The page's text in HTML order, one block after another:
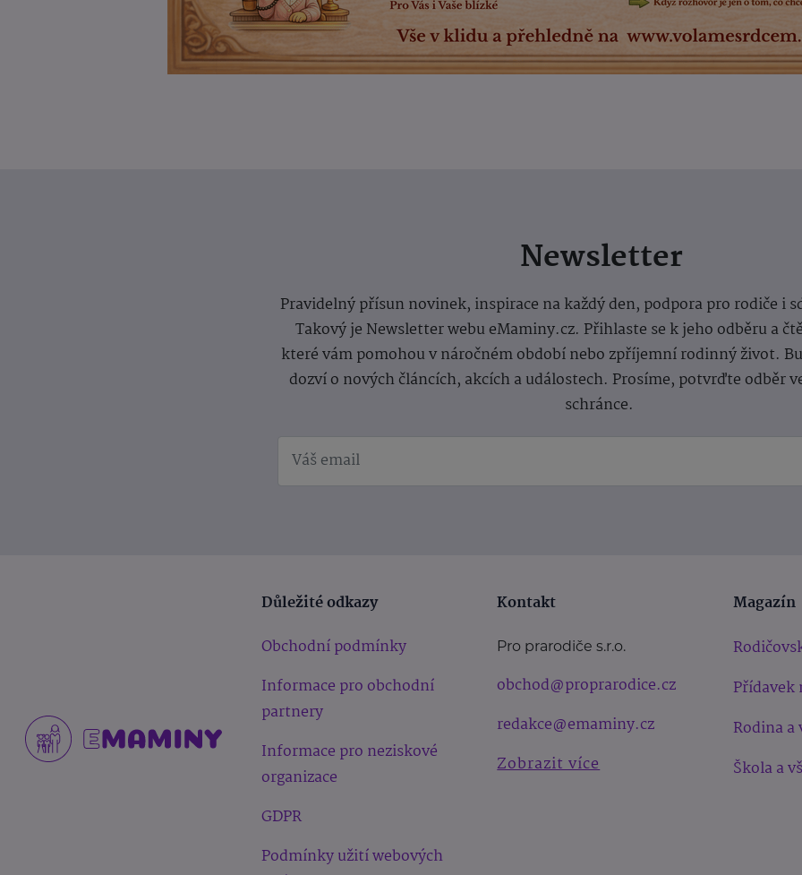
Newsletter
Pravidelný přísun novinek, inspirace na každý den, podpora pro rodiče i
Takový je Newsletter webu eMaminy.cz. Přihlaste se k jeho odběru a
které vám pomohou v náročném období nebo zpříjemní rodinný život.
dozví o nových článcích, akcích a událostech. Prosíme, potvrďte odběr
schránce.
Důležité odkazy
Obchodní podmínky
Informace pro obchodní
partnery
Informace pro neziskové
organizace
GDPR
Podmínky užití webových
Kontakt
Pro prarodiče s.r.o.
obchod@proprarodice.cz
redakce@emaminy.cz
Zobrazit více
Magazín
Přídavek
Rodina a
Škola a